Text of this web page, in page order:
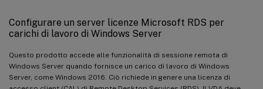
Configurare un server licenze Microsoft RDS per
carichi di lavoro di Windows Server
Questo prodotto accede alle funzionalità di sessione remota di
Windows Server quando fornisce un carico di lavoro di Windows
Server, come Windows 2016. Ciò richiede in genere una licenza di